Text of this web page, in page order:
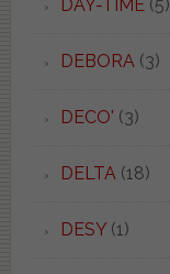
DAY-TIME(5)
DEBORA(3)
DECO' (3)
DELTA(18)
DESY(1)